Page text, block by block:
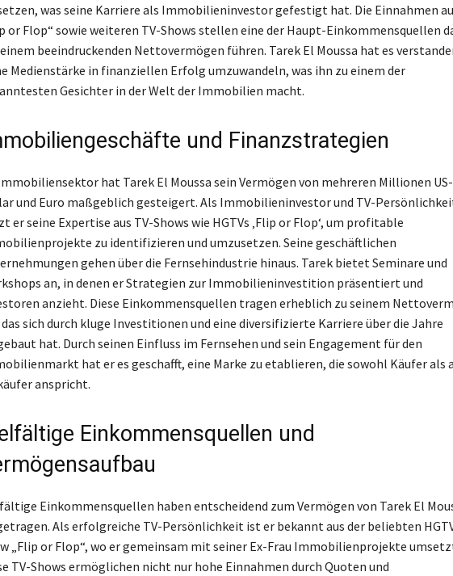
was seine Karriere als Immobilieninvestor gefestigt hat. Die Einnahmen
or Flop“ sowie weiteren TV-Shows stellen eine der Haupt-Einkommensquellen
beeindruckenden Nettovermögen führen. Tarek El Moussa hat es
Medienstärke in finanziellen Erfolg umzuwandeln, was ihn zu einem der
Gesichter in der Welt der Immobilien macht.
und Finanzstrategien
hat Tarek El Moussa sein Vermögen von mehreren Millionen US-
und Euro maßgeblich gesteigert. Als Immobilieninvestor und TV-
er seine Expertise aus TV-Shows wie HGTVs ‚Flip or Flop‘, um profitable
zu identifizieren und umzusetzen. Seine geschäftlichen
gehen über die Fernsehindustrie hinaus. Tarek bietet Seminare und
an, in denen er Strategien zur Immobilieninvestition präsentiert und
anzieht. Diese Einkommensquellen tragen erheblich zu seinem
das sich durch kluge Investitionen und eine diversifizierte Karriere über die Jahre
hat. Durch seinen Einfluss im Fernsehen und sein Engagement für den
hat er es geschafft, eine Marke zu etablieren, die sowohl Käufer als
anspricht.
Einkommensquellen und
Einkommensquellen haben entscheidend zum Vermögen von Tarek El
Als erfolgreiche TV-Persönlichkeit ist er bekannt aus der beliebten
„Flip or Flop“, wo er gemeinsam mit seiner Ex-Frau Immobilienprojekte
TV-Shows ermöglichen nicht nur hohe Einnahmen durch Quoten und